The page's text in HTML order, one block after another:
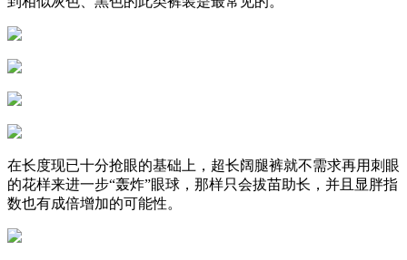
在长度现已十分抢眼的基础上，超长阔腿裤就不需求再用刺眼
的花样来进一步“轰炸”眼球，那样只会拔苗助长，并且显胖指
数也有成倍增加的可能性。